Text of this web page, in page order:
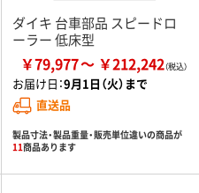
ダイキ 台車部品 スピードロ
ーラー 低床型
￥79,977 ￥212,242
お届け日：9月1日（火）まで
直送品
製品寸法・製品重量・販売単位違いの商品が
11商品あります